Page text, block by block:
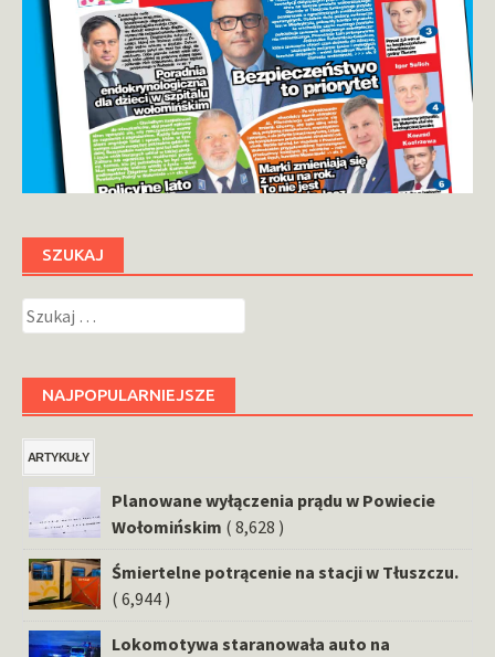
SZUKAJ
Szukaj:
NAJPOPULARNIEJSZE
ARTYKUŁY
Planowane wyłączenia prądu w Powiecie
Wołomińskim ( 8,628 )
Śmiertelne potrącenie na stacji w Tłuszczu.
( 6,944 )
Lokomotywa staranowała auto na